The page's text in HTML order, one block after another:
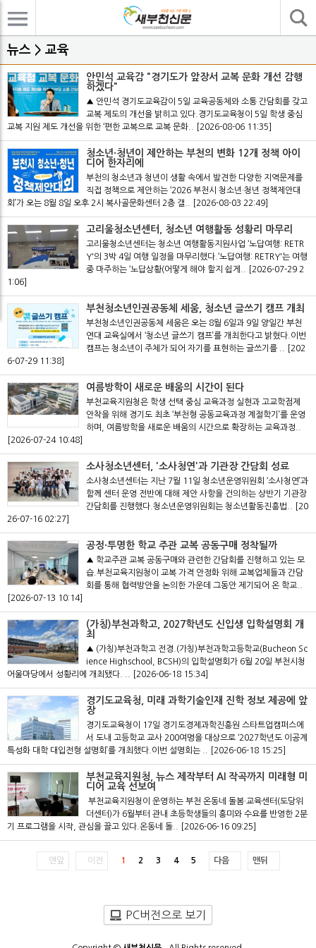
뉴스 > 교육
안민석 교육감 "경기도가 앞장서 교복 문화 개선 감행
하겠다"
▲ 안민석 경기도교육감이 5일 교육공동체와 소통 간담회를 갖고
교복 제도의 개선을 밝히고 있다.경기도교육청이 5일 학생 중심
교복 지원 제도 개선을 위한 ‘편한 교복으로 교복 문화..
[2026-08-06 11:35]
청소년·청년이 제안하는 부천의 변화 12개 정책 아이
디어 한자리에
부천의 청소년과 청년이 생활 속에서 발견한 다양한 지역문제를
직접 정책으로 제안하는 ‘2026 부천시 청소년·청년 정책제안대
회’가 오는 8월 8일 오후 2시 복사골문화센터 2층 갤..
[2026-08-03 22:49]
고리울청소년센터, 청소년 여행활동 성황리 마무리
고리울청소년센터는 청소년 여행활동지원사업 ‘노답여행: RETR
Y'의 3박 4일 여행 일정을 마무리했다.‘노답여행: RETRY'는 여행
중 마주하는 ‘노답상황(어떻게 해야 할지 쉽게..
[2026-07-29 2
1:06]
부천청소년인권공동체 세움, 청소년 글쓰기 캠프 개최
부천청소년인권공동체 세움은 오는 8월 6일과 9일 양일간 부천
연대 교육실에서 ‘청소년 글쓰기 캠프’를 개최한다고 밝혔다.이번
캠프는 청소년이 주체가 되어 자기를 표현하는 글쓰기를 ..
[202
6-07-29 11:38]
여름방학이 새로운 배움의 시간이 된다
부천교육지원청은 학생 선택 중심 교육과정 실현과 고교학점제
안착을 위해 경기도 최초 ‘부천형 공동교육과정 계절학기’를 운영
하며, 여름방학을 새로운 배움의 시간으로 확장하는 교육과정..
[2026-07-24 10:48]
소사청소년센터, '소사청연'과 기관장 간담회 성료
소사청소년센터는 지난 7월 11일 청소년운영위원회 ‘소사청연’과
함께 센터 운영 전반에 대해 제안 사항을 건의하는 상반기 기관장
간담회를 진행했다.청소년운영위원회는 청소년활동진흥법..
[20
26-07-16 02:27]
공정·투명한 학교 주관 교복 공동구매 정착될까
▲ 학교주관 교복 공동구매와 관련한 간담회를 진행하고 있는 모
습.부천교육지원청이 교복 가격 안정화 위해 교복업체들과 간담
회를 통해 협력방안을 논의한 가운데 그동안 제기되어 온 학교..
[2026-07-13 10:14]
(가칭)부천과학고, 2027학년도 신입생 입학설명회 개
최
▲ (가칭)부천과학고 전경.(가칭)부천과학고등학교(Bucheon Sc
ience Highschool, BCSH)의 입학설명회가 6월 20일 부천시청
어울마당에서 성황리에 개최됐다. ..
[2026-06-18 15:34]
경기도교육청, 미래 과학기술인재 진학 정보 제공에 앞
장
경기도교육청이 17일 경기도경제과학진흥원 스타트업캠퍼스에
서 도내 고등학교 교사 200여명을 대상으로 ‘2027학년도 이공계
특성화 대학 대입전형 설명회’를 개최했다.이번 설명회는 ..
[2026-06-18 15:25]
부천교육지원청, 뉴스 제작부터 AI 작곡까지 미래형 미
디어 교육 선보여
부천교육지원청이 운영하는 부천 온동네 돌봄·교육센터(도당위
더센터)가 6월부터 관내 초등학생들의 흥미와 수요를 반영한 2분
기 프로그램을 시작, 관심을 끌고 있다.온동네 돌..
[2026-06-16 09:25]
맨앞 이전 1 2 3 4 5 다음 맨뒤
PC버전으로 보기